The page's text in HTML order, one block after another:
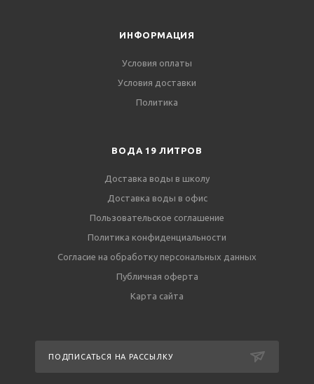
ИНФОРМАЦИЯ
Условия оплаты
Условия доставки
Политика
ВОДА 19 ЛИТРОВ
Доставка воды в школу
Доставка воды в офис
Пользовательское соглашение
Политика конфиденциальности
Согласие на обработку персональных данных
Публичная оферта
Карта сайта
ПОДПИСАТЬСЯ НА РАССЫЛКУ